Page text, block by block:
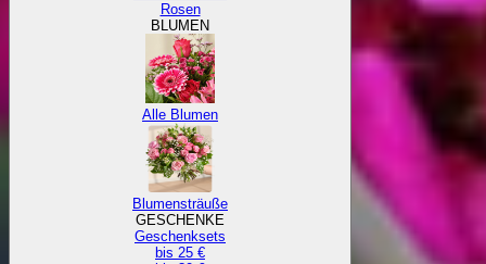
Rosen
BLUMEN
Alle Blumen
Blumensträuße
GESCHENKE
Geschenksets
bis 25 €